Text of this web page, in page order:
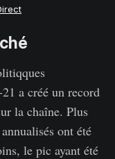
a créé un record
la chaîne. Plus
ont été
le pic ayant été